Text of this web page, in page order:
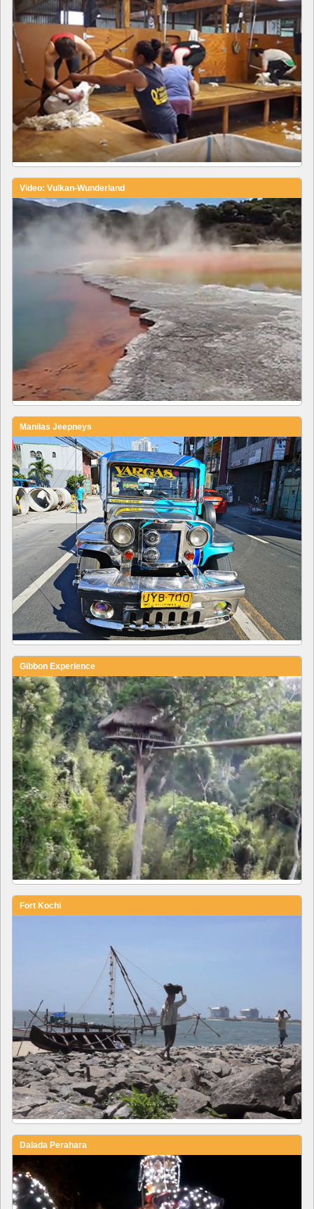
Video: Vulkan-Wunderland
Manilas Jeepneys
Gibbon Experience
Fort Kochi
Dalada Perahara